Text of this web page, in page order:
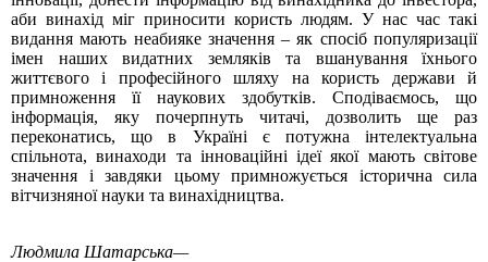
аби винахід міг приносити користь людям. У нас час такі
видання мають неабияке значення – як спосіб популяризації
імен наших видатних земляків та вшанування їхнього
життєвого і професійного шляху на користь держави й
примноження її наукових здобутків. Сподіваємось, що
інформація, яку почерпнуть читачі, дозволить ще раз
переконатись, що в Україні є потужна інтелектуальна
спільнота, винаходи та інноваційні ідеї якої мають світове
значення і завдяки цьому примножується історична сила
вітчизняної науки та винахідництва.
Людмила Шатарська—